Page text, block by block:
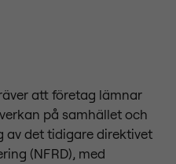
att företag lämnar
på samhället och
av det tidigare direktivet
(NFRD), med